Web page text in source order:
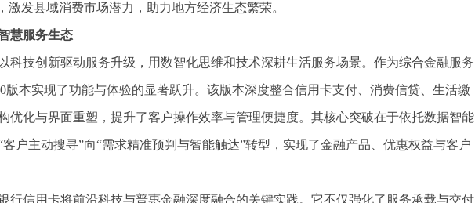
激发县域消费市场潜力，助力地方经济生态繁荣。
慧服务生态
科技创新驱动服务升级，用数智化思维和技术深耕生活服务场景。作为综合金融服务
版本实现了功能与体验的显著跃升。该版本深度整合信用卡支付、消费信贷、生活缴
优化与界面重塑，提升了客户操作效率与管理便捷度。其核心突破在于依托数据智能
户主动搜寻”向“需求精准预判与智能触达”转型，实现了金融产品、优惠权益与客户
行信用卡将前沿科技与普惠金融深度融合的关键实践。它不仅强化了服务承载与交付